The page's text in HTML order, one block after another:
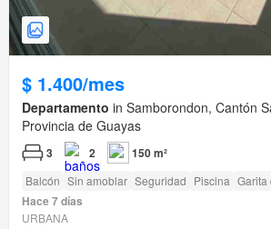
$ 1.400/mes
Departamento in Samborondon, Cantón
Provincia de Guayas
3 2 150 m²
Balcón Sin amoblar Seguridad Piscina Garita
Hace 7 días
URBANA